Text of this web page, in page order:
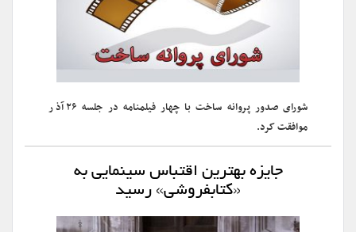
شورای صدور پروانه ساخت با چهار فیلمنامه در جلسه ۲۶ آذر
موافقت کرد.
جایزه بهترین اقتباس سینمایی به
«کتابفروشی» رسید